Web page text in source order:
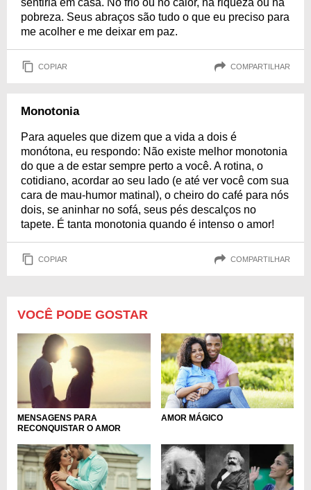
sentiria em casa. No frio ou no calor, na riqueza ou na
pobreza. Seus abraços são tudo o que eu preciso para
me acolher e me deixar em paz.
COPIAR COMPARTILHAR
Monotonia
Para aqueles que dizem que a vida a dois é
monótona, eu respondo: Não existe melhor monotonia
do que a de estar sempre perto a você. A rotina, o
cotidiano, acordar ao seu lado (e até ver você com sua
cara de mau-humor matinal), o cheiro do café para nós
dois, se aninhar no sofá, seus pés descalços no
tapete. É tanta monotonia quando é intenso o amor!
COPIAR COMPARTILHAR
VOCÊ PODE GOSTAR
MENSAGENS PARA
RECONQUISTAR O AMOR
AMOR MÁGICO